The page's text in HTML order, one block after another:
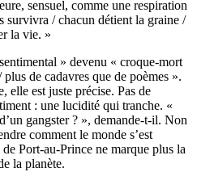
sensuel, comme une respiration
survivra / chacun détient la graine /
la vie. »
» devenu « croque-mort
de cadavres que de poèmes ».
elle est juste précise. Pas de
: une lucidité qui tranche. «
gangster ? », demande-t-il. Non
comment le monde s’est
Port-au-Prince ne marque plus la
la planète.